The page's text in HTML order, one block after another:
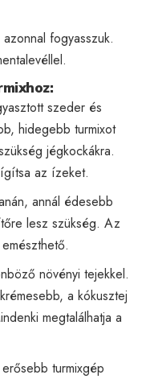
fogyasszuk.
szeder és
hidegebb turmixot
jégkockákra.
az ízeket.
annál édesebb
lesz szükség. Az
növényi tejekkel.
a kókusztej
megtalálhatja a
turmixgép